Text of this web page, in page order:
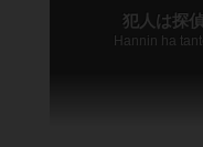
犯人は探
Hannin ha